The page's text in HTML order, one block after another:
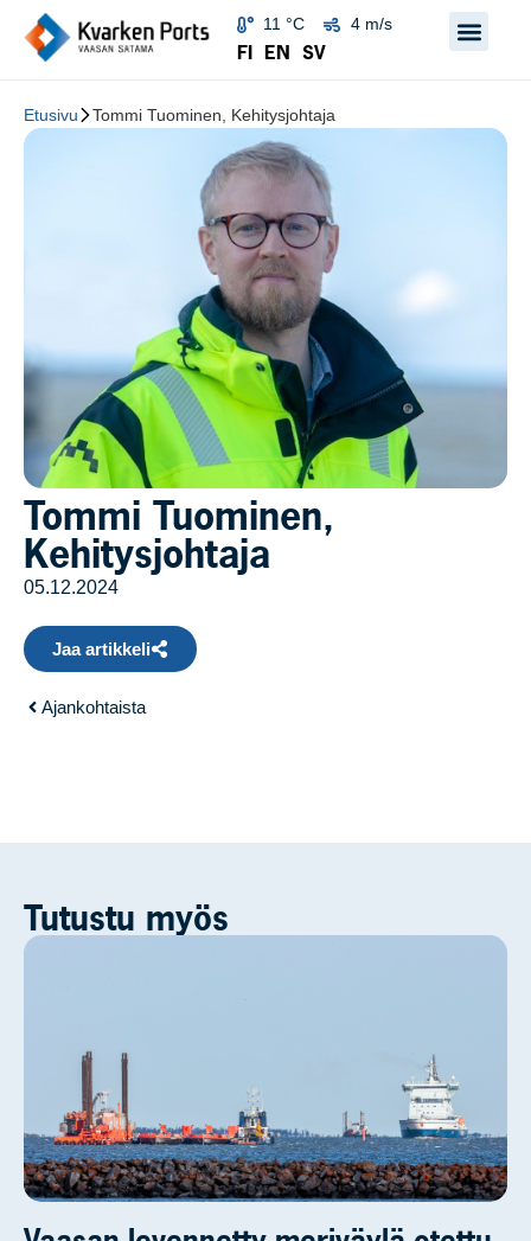
11 °C 4 m/s
FI EN SV
Etusivu Tommi Tuominen, Kehitysjohtaja
Tommi Tuominen,
Kehitysjohtaja
05.12.2024
Jaa artikkeli
Ajankohtaista
Tutustu myös